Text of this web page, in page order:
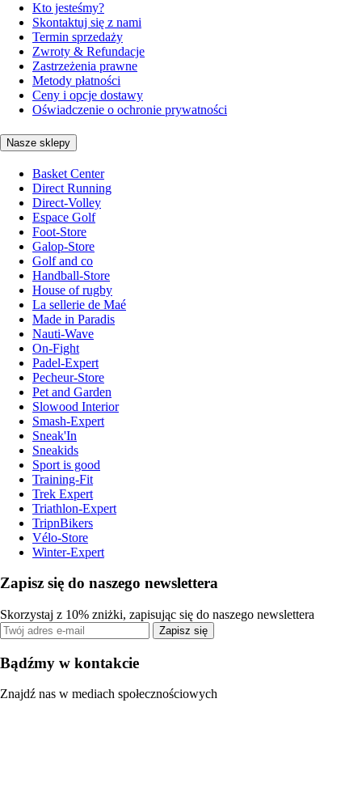
Kto jesteśmy?
Skontaktuj się z nami
Termin sprzedaży
Zwroty & Refundacje
Zastrzeżenia prawne
Metody płatności
Ceny i opcje dostawy
Oświadczenie o ochronie prywatności
Nasze sklepy
Basket Center
Direct Running
Direct-Volley
Espace Golf
Foot-Store
Galop-Store
Golf and co
Handball-Store
House of rugby
La sellerie de Maé
Made in Paradis
Nauti-Wave
On-Fight
Padel-Expert
Pecheur-Store
Pet and Garden
Slowood Interior
Smash-Expert
Sneak'In
Sneakids
Sport is good
Training-Fit
Trek Expert
Triathlon-Expert
TripnBikers
Vélo-Store
Winter-Expert
Zapisz się do naszego newslettera
Skorzystaj z 10% zniżki, zapisując się do naszego newslettera
Zapisz się
Bądźmy w kontakcie
Znajdź nas w mediach społecznościowych